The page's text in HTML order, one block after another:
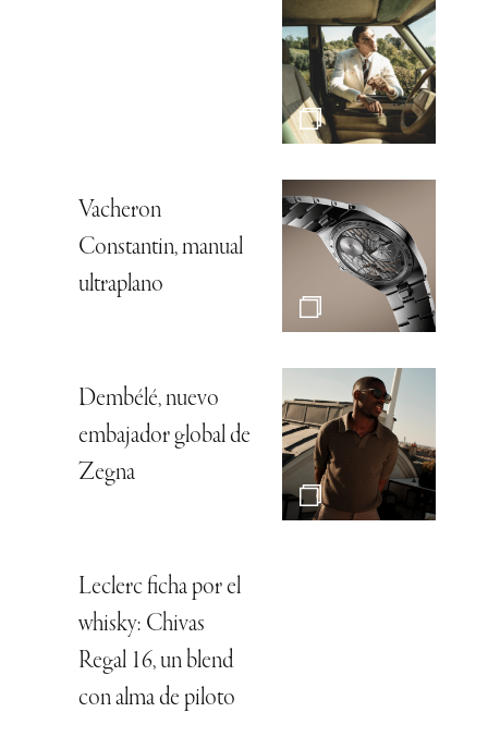
Vacheron
Constantin, manual
ultraplano
Dembélé, nuevo
embajador global de
Zegna
Leclerc ficha por el
whisky: Chivas
Regal 16, un blend
con alma de piloto